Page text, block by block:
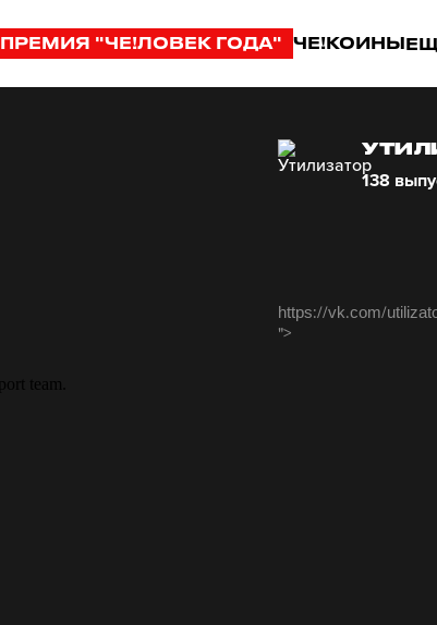
ПРЕМИЯ "ЧЕ!ЛОВЕК ГОДА" ЧЕ!КОИНЫ
138
https://vk.com/
">